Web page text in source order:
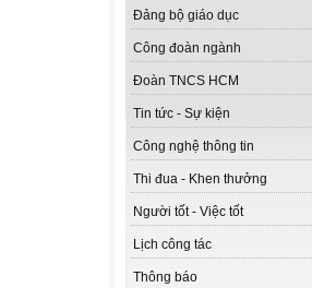
Đảng bộ giáo dục
Công đoàn ngành
Đoàn TNCS HCM
Tin tức - Sự kiện
Công nghệ thông tin
Thi đua - Khen thưởng
Người tốt - Việc tốt
Lịch công tác
Thông báo